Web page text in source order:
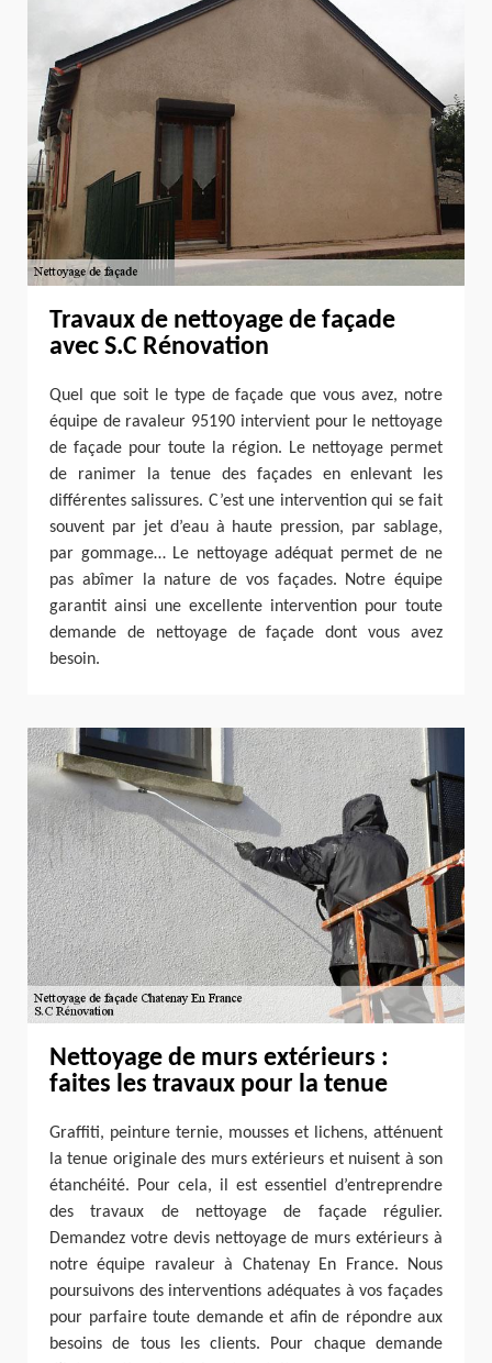
Travaux de nettoyage de façade
avec S.C Rénovation
Quel que soit le type de façade que vous avez, notre
équipe de ravaleur 95190 intervient pour le nettoyage
de façade pour toute la région. Le nettoyage permet
de ranimer la tenue des façades en enlevant les
différentes salissures. C’est une intervention qui se fait
souvent par jet d’eau à haute pression, par sablage,
par gommage… Le nettoyage adéquat permet de ne
pas abîmer la nature de vos façades. Notre équipe
garantit ainsi une excellente intervention pour toute
demande de nettoyage de façade dont vous avez
besoin.
Nettoyage de murs extérieurs :
faites les travaux pour la tenue
Graffiti, peinture ternie, mousses et lichens, atténuent
la tenue originale des murs extérieurs et nuisent à son
étanchéité. Pour cela, il est essentiel d’entreprendre
des travaux de nettoyage de façade régulier.
Demandez votre devis nettoyage de murs extérieurs à
notre équipe ravaleur à Chatenay En France. Nous
poursuivons des interventions adéquates à vos façades
pour parfaire toute demande et afin de répondre aux
besoins de tous les clients. Pour chaque demande